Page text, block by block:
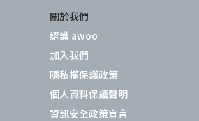
關於我們
認識 awoo
加入我們
隱私權保護政策
個人資料保護聲明
資訊安全政策宣言